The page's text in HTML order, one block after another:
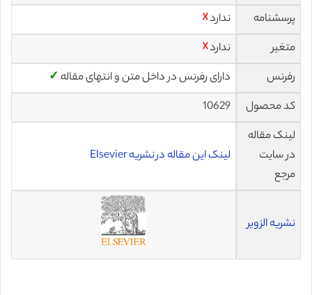
پرسشنامه ندارد☓
متغیر
ندارد☓
رفرنس
دارای رفرنس در داخل متن و انتهای مقاله ✓
کد محصول
10629
لینک مقاله
در سایت
مرجع
لینک این مقاله در نشریه Elsevier
نشریه الزویر